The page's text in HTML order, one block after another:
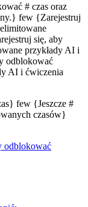
# czas oraz
few {Zarejestruj
się, aby
przykłady AI i
odblokować
AI i ćwiczenia
few {Jeszcze #
czasów}
odblokować